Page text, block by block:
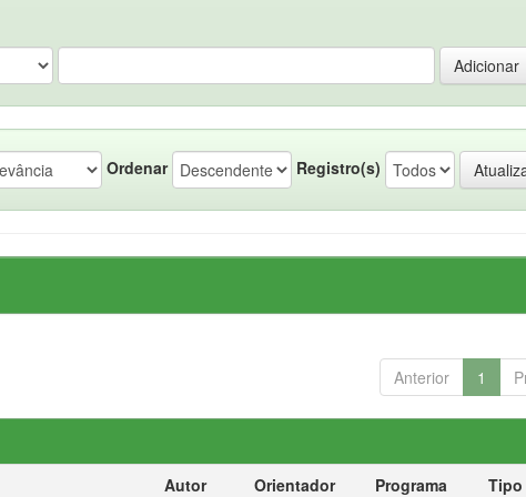
Ordenar Registro(s)
Anterior 1
Autor Orientador Programa
Tipo